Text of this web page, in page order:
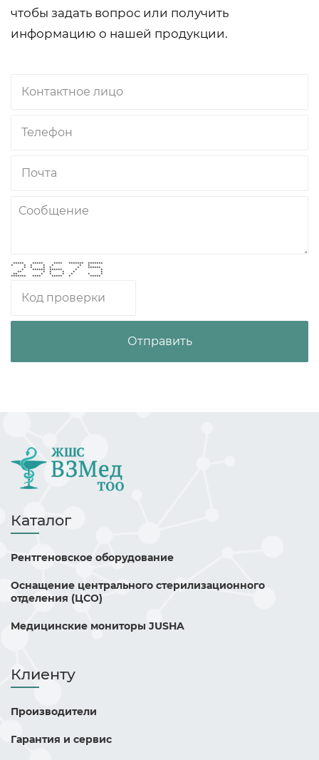
чтобы задать вопрос или получить
информацию о нашей продукции.
***** ***** **** ******* *******
* * * * * * *
* * * * * ******
* ****** ****** * *
** * * * * *
** * * * * * *
******* **** ***** * *****
Каталог
Рентгеновское оборудование
Оснащение центрального стерилизационного
отделения (ЦСО)
Медицинские мониторы JUSHA
Клиенту
Производители
Гарантия и сервис